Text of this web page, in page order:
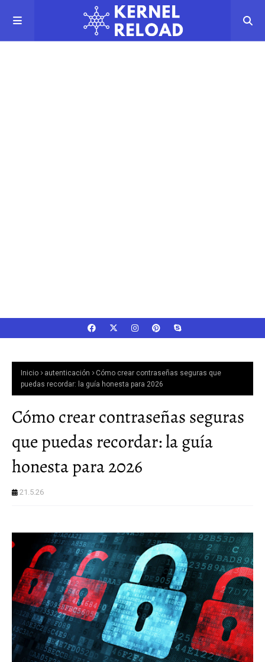
Inicio autenticación
Cómo crear contraseñas seguras que
puedas recordar: la guía honesta para 2026
Cómo crear contraseñas seguras
que puedas recordar: la guía
honesta para 2026
21.5.26